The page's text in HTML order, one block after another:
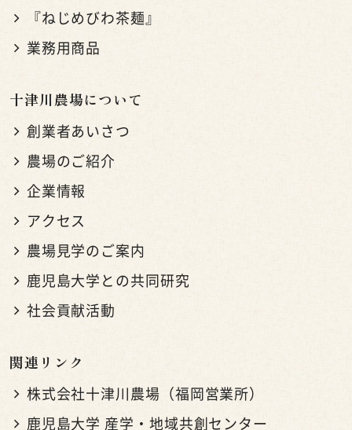
『ねじめびわ茶麺』
業務用商品
十津川農場について
創業者あいさつ
農場のご紹介
企業情報
アクセス
農場見学のご案内
鹿児島大学との共同研究
社会貢献活動
関連リンク
株式会社十津川農場（福岡営業所）
鹿児島大学 産学・地域共創センター